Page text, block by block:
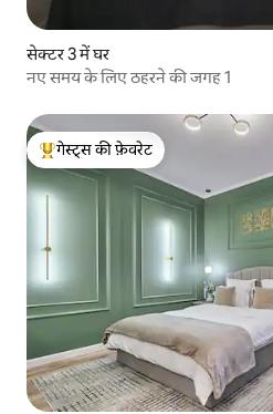
सेक्टर 3 में घर
नए समय के लिए ठहरने की जगह 1
गेस्ट्स का टॉप फ़ेवरेट
गेस्ट्स की फ़ेवरेट